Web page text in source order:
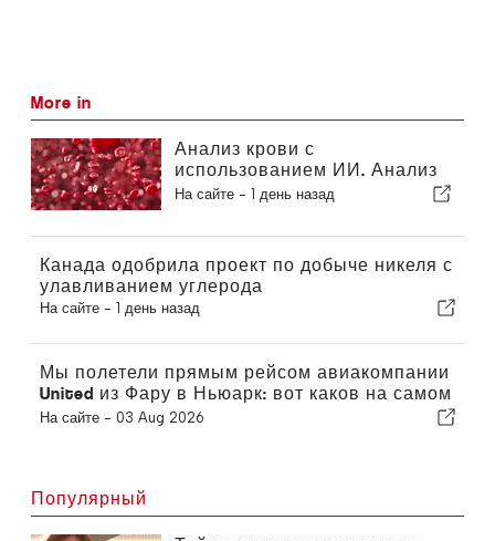
More in
Анализ крови с
использованием ИИ. Анализ
крови с использованием ИИ
печени на более ранней
На сайте - 1 день назад
Канада одобрила проект по добыче никеля с
улавливанием углерода
На сайте - 1 день назад
Мы полетели прямым рейсом авиакомпании
United из Фару в Ньюарк: вот каков на самом
деле класс «Эконом»
На сайте - 03 Aug 2026
Популярный